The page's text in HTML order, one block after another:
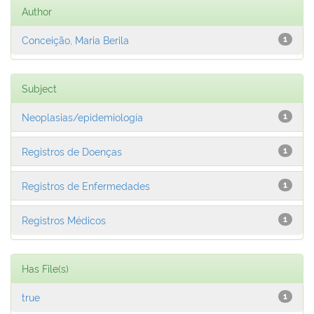
Author
1
Conceição, Maria Berila
Subject
1
Neoplasias/epidemiología
1
Registros de Doenças
1
Registros de Enfermedades
1
Registros Médicos
Has File(s)
1
true